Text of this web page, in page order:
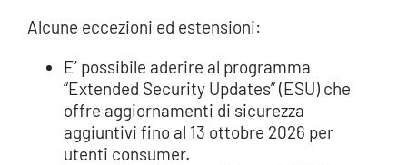
Alcune eccezioni ed estensioni:
E’ possibile aderire al programma
“Extended Security Updates” (ESU) che
offre aggiornamenti di sicurezza
aggiuntivi fino al 13 ottobre 2026 per
utenti consumer.